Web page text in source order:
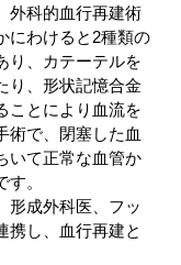
外科的血行再建術
にわけると2種類の
り、カテーテルを
り、形状記憶合金
ことにより血流を
術で、閉塞した血
いて正常な血管か
。
形成外科医、フッ
携し、血行再建と